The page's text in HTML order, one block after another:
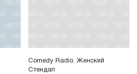
Comedy Radio. Женский
Стендап